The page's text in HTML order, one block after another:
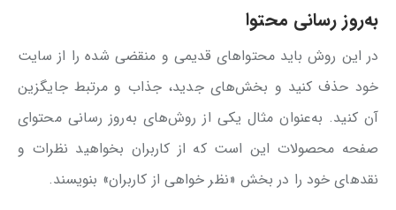
به‌روز رسانی محتوا
در این روش باید محتواهای قدیمی و منقضی شده را از سایت
خود حذف کنید و بخش‌های جدید، جذاب و مرتبط جایگزین
آن کنید. به‌عنوان مثال یکی از روش‌های به‌روز رسانی محتوای
صفحه محصولات این است که از کاربران بخواهید نظرات و
نقدهای خود را در بخش «نظر خواهی از کاربران» بنویسند.